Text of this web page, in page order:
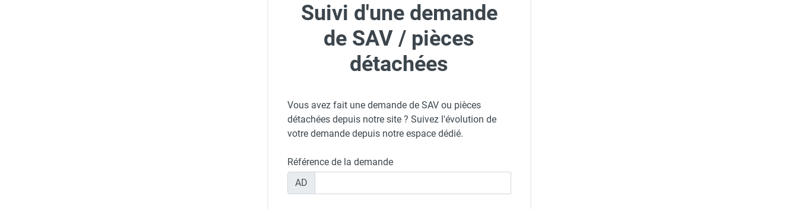
Suivi d'une demande
de SAV / pièces
détachées
Vous avez fait une demande de SAV ou pièces
détachées depuis notre site ? Suivez l'évolution de
votre demande depuis notre espace dédié.
Référence de la demande
AD